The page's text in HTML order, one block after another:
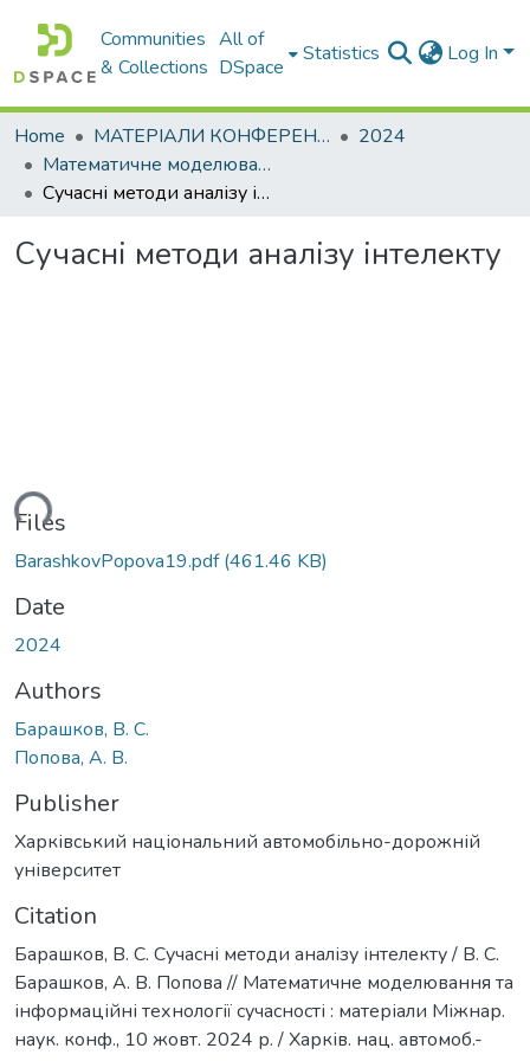
Communities
& Collections
All of
DSpace
Statistics Log In
Home МАТЕРІАЛИ КОНФЕРЕНЦІЙ
2024
Математичне моделювання та інформаційні технології сучасності
Сучасні методи аналізу інтелекту
Сучасні методи аналізу інтелекту
Files
BarashkovPopova19.pdf(461.46 KB)
Date
2024
Authors
Барашков, В. С.
Попова, А. В.
Publisher
Харківський національний автомобільно-дорожній
університет
Citation
Барашков, В. С. Сучасні методи аналізу інтелекту / В. С.
Барашков, А. В. Попова // Математичне моделювання та
інформаційні технології сучасності : матеріали Міжнар.
наук. конф., 10 жовт. 2024 р. / Харків. нац. автомоб.-